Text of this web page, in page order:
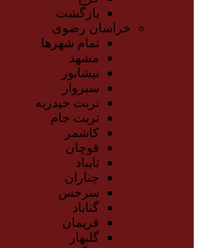
بازگشت
خراسان رضوی
تمام شهر‌ها
مشهد
نیشابور
سبزوار
تربت حیدریه
تربت جام
کاشمر
قوچان
تایباد
چناران
سرخس
گناباد
فریمان
گلبهار